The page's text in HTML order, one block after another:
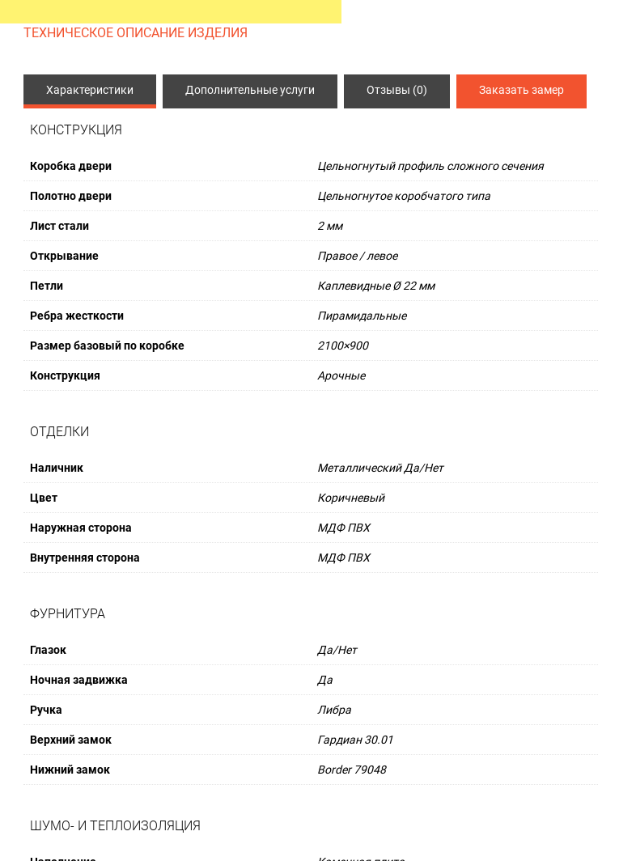
ПРОТИВОПОЖАРНЫЕ ИЗДЕЛИЯ
Противопожарные люки
Противопожарные ворота
Двери КХН и КХНС
ТЕХНИЧЕСКОЕ ОПИСАНИЕ ИЗДЕЛИЯ
Характеристики Дополнительные услуги Отзывы (0) Заказать замер
КОНСТРУКЦИЯ
Коробка двери Цельногнутый профиль сложного сечения
Полотно двери Цельногнутое коробчатого типа
Лист стали 2 мм
Открывание Правое / левое
Петли Каплевидные Ø 22 мм
Ребра жесткости Пирамидальные
Размер базовый по коробке 2100×900
Конструкция Арочные
ОТДЕЛКИ
Наличник Металлический Да/Нет
Цвет Коричневый
Наружная сторона МДФ ПВХ
Внутренняя сторона МДФ ПВХ
ФУРНИТУРА
Глазок Да/Нет
Ночная задвижка Да
Ручка Либра
Верхний замок Гардиан 30.01
Нижний замок Border 79048
ШУМО- И ТЕПЛОИЗОЛЯЦИЯ